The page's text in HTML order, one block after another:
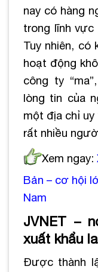
nay có hàng
trong lĩnh vực
Tuy nhiên, có
hoạt động
công ty
lòng tin của
một địa chỉ uy
rất nhiều
Xem ngay:
Bản – cơ hội
Nam
JVNET –
xuất khẩu
Được thành